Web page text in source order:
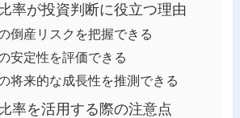
率が投資判断に役立つ理由
倒産リスクを把握できる
安定性を評価できる
将来的な成長性を推測できる
率を活用する際の注意点